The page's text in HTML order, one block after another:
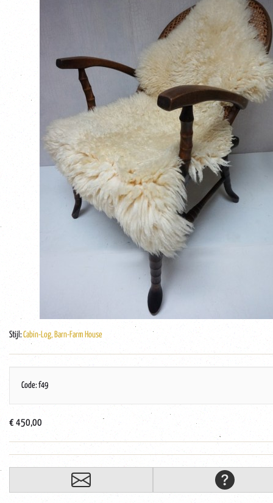
Stijl:Cabin-Log, Barn-Farm House
Code: f49
€ 450,00